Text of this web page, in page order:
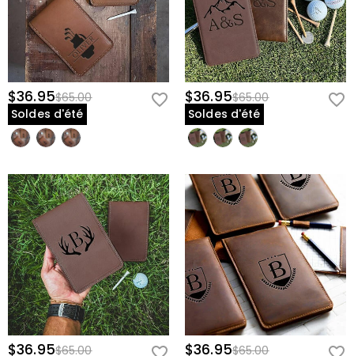
$36.95$65.00
Soldes d'été
$36.95$65.00
Soldes d'été
$36.95$65.00
$36.95$65.00